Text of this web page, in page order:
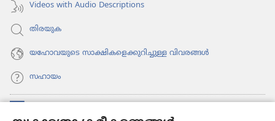
Videos with Audio Descriptions
തിരയുക
യഹോവയുടെ സാക്ഷികളെക്കുറിച്ചുള്ള വിവരങ്ങൾ
സഹായം